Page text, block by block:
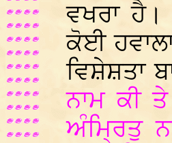
ਵਖਰਾ ਹੈ।
ਕੋਈ
ਵਿਸ਼ੇਸ਼ਤਾ
ਨਾਮ ਕੀ
ਅੰਮ੍ਰਿਤੁ